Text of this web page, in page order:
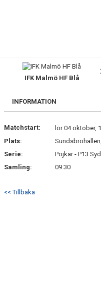
TRUPPEN
BILDGALLERI
KONTAKT
IFK Malmö HF Blå
INFORMATION
Matchstart:
lör 04 oktober,
Plats:
Serie:
Pojkar - P13 Syd
Samling:
09:30
<< Tillbaka